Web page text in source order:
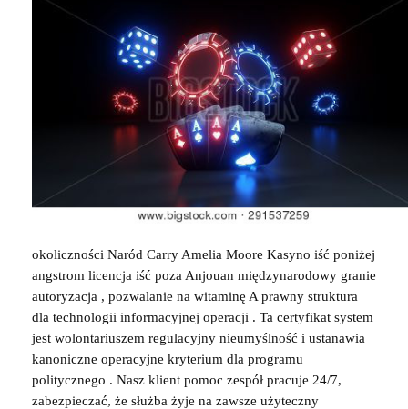
okoliczności Naród Carry Amelia Moore Kasyno iść poniżej
angstrom licencja iść poza Anjouan międzynarodowy granie
autoryzacja , pozwalanie na witaminę A prawny struktura
dla technologii informacyjnej operacji . Ta certyfikat system
jest wolontariuszem regulacyjny nieumyślność i ustanawia
kanoniczne operacyjne kryterium dla programu
politycznego . Nasz klient pomoc zespół pracuje 24/7,
zabezpieczać, że służba żyje na zawsze użyteczny